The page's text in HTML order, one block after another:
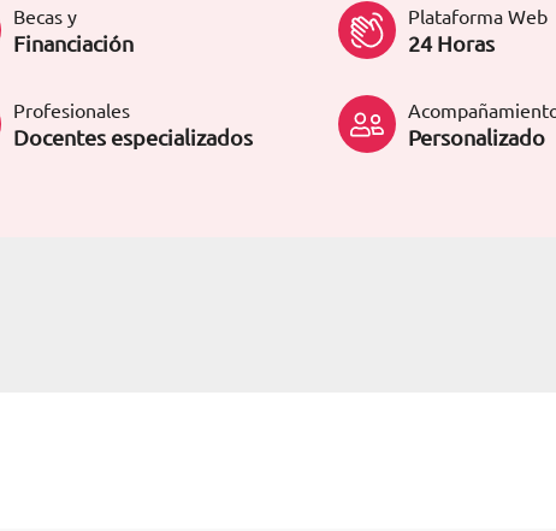
Becas y
Financiación
Plataforma Web
24 Horas
Profesionales
Docentes especializados Personalizado